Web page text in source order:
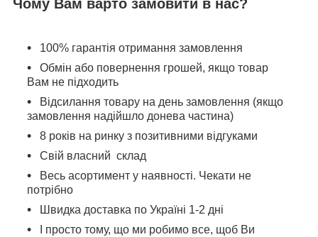
Чому Вам варто замовити в нас?
100% гарантія отримання замовлення
Обмін або повернення грошей, якщо товар
Вам не підходить
Відсилання товару на день замовлення (якщо
замовлення надійшло донева частина)
8 років на ринку з позитивними відгуками
Свій власний склад
Весь асортимент у наявності. Чекати не
потрібно
Швидка доставка по Україні 1-2 дні
І просто тому, що ми робимо все, щоб Ви